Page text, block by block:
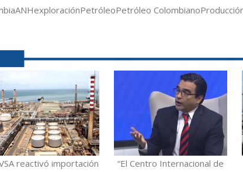
ANHexploraciónPetróleoPetróleo Colombiano
reactivó importación
“El Centro Internacional de